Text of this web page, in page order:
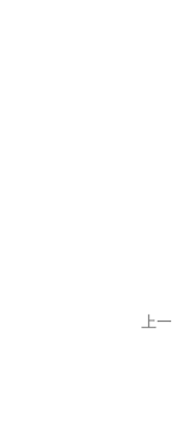
上